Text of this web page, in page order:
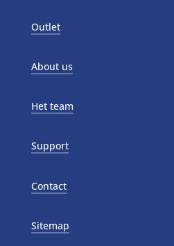
Outlet
About us
Het team
Support
Contact
Sitemap